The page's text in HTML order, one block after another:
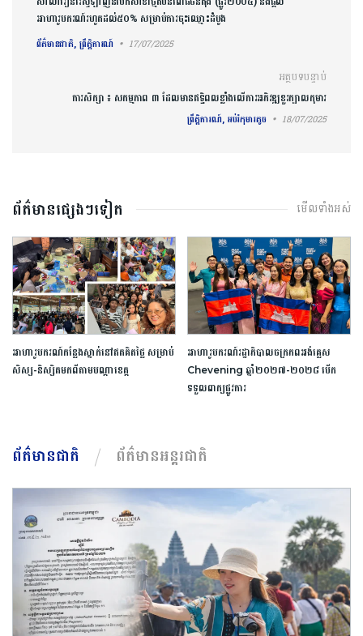
អាហារូបករណ៍រហូតដល់៥០% សម្រាប់ការចុះឈ្មោះដំបូង
ព័ត៌មានជាតិ, ព្រឹត្តិការណ៍ 17/07/2025
អត្ថបទបន្ទាប់
ការសិក្សា ៖ សកម្មភាព ៣ ដែលមានឥទ្ធិពលខ្លាំងលើការអភិវឌ្ឍខួរក្បាលកុមារ
ព្រឹត្តិការណ៍, អប់រំកុមារតូច 18/07/2025
ព័ត៌មានផ្សេងៗទៀត មើលទាំងអស់
អាហារូបករណ៍​កន្លែង​ស្នាក់​នៅ​ឥត​គិត​ថ្លៃ​ ​សម្រាប់​
សិស្ស​-​និស្សិត​មកពី​តាម​បណ្តា​ខេត្ត​
អាហារូបករណ៍​រដ្ឋាភិបាល​ចក្រភព​អង់គ្លេស​ ​
Chevening​ ​ឆ្នាំ​២០២៧​-​២០២៨​ ​បើក​
ទទួល​ពាក្យ​ផ្លូវការ​
ព័ត៌មានជាតិ ព័ត៌មានអន្តរជាតិ